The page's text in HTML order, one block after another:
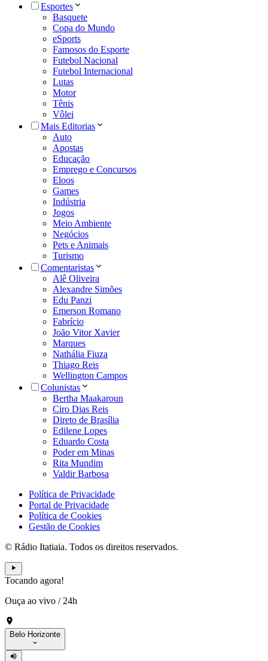
Esportes
Basquete
Copa do Mundo
eSports
Famosos do Esporte
Futebol Nacional
Futebol Internacional
Lutas
Motor
Tênis
Vôlei
Mais Editorias
Auto
Apostas
Educação
Emprego e Concursos
Eloos
Games
Indústria
Jogos
Meio Ambiente
Negócios
Pets e Animais
Turismo
Comentaristas
Alê Oliveira
Alexandre Simões
Edu Panzi
Emerson Romano
Fabrício
João Vitor Xavier
Marques
Nathália Fiuza
Thiago Reis
Wellington Campos
Colunistas
Bertha Maakaroun
Ciro Dias Reis
Direto de Brasília
Edilene Lopes
Eduardo Costa
Poder em Minas
Rita Mundim
Valdir Barbosa
Política de Privacidade
Portal de Privacidade
Política de Cookies
Gestão de Cookies
© Rádio Itatiaia. Todos os direitos reservados.
Tocando agora!
Ouça ao vivo / 24h
Belo Horizonte